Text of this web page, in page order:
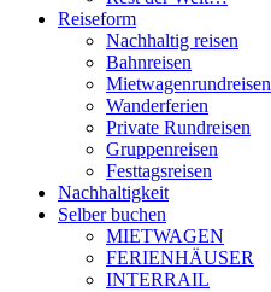
Reiseform
Nachhaltig reisen
Bahnreisen
Mietwagenrundreisen
Wanderferien
Private Rundreisen
Gruppenreisen
Festtagsreisen
Nachhaltigkeit
Selber buchen
MIETWAGEN
FERIENHÄUSER
INTERRAIL